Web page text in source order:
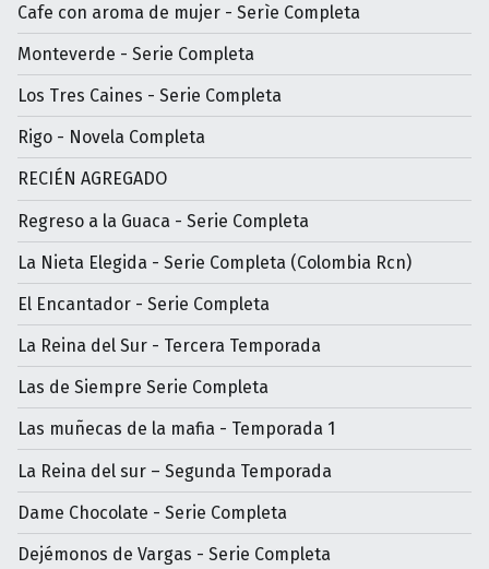
Cafe con aroma de mujer - Serìe Completa
Monteverde - Serie Completa
Los Tres Caines - Serie Completa
Rigo - Novela Completa
RECIÉN AGREGADO
Regreso a la Guaca - Serie Completa
La Nieta Elegida - Serie Completa (Colombia Rcn)
El Encantador - Serie Completa
La Reina del Sur - Tercera Temporada
Las de Siempre Serie Completa
Las muñecas de la mafia - Temporada 1
La Reina del sur – Segunda Temporada
Dame Chocolate - Serie Completa
Dejémonos de Vargas - Serie Completa